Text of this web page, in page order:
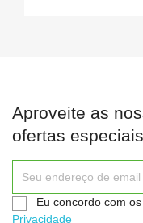
Aproveite as
ofertas especiais
Eu concordo com os
Privacidade